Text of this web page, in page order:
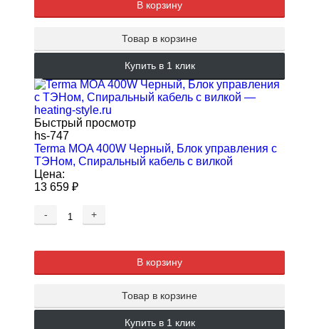
В корзину
Товар в корзине
Купить в 1 клик
Быстрый просмотр
hs-747
Terma MOA 400W Черный, Блок управления с
ТЭНом, Спиральный кабель с вилкой
Цена:
13 659 ₽
- +
В корзину
Товар в корзине
Купить в 1 клик